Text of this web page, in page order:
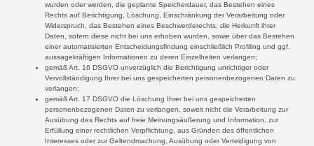
wurden oder werden, die geplante Speicherdauer, das Bestehen eines
Rechts auf Berichtigung, Löschung, Einschränkung der Verarbeitung oder
Widerspruch, das Bestehen eines Beschwerderechts, die Herkunft ihrer
Daten, sofern diese nicht bei uns erhoben wurden, sowie über das Bestehen
einer automatisierten Entscheidungsfindung einschließlich Profiling und ggf.
aussagekräftigen Informationen zu deren Einzelheiten verlangen;
gemäß Art. 16 DSGVO unverzüglich die Berichtigung unrichtiger oder
Vervollständigung Ihrer bei uns gespeicherten personenbezogenen Daten zu
verlangen;
gemäß Art. 17 DSGVO die Löschung Ihrer bei uns gespeicherten
personenbezogenen Daten zu verlangen, soweit nicht die Verarbeitung zur
Ausübung des Rechts auf freie Meinungsäußerung und Information, zur
Erfüllung einer rechtlichen Verpflichtung, aus Gründen des öffentlichen
Interesses oder zur Geltendmachung, Ausübung oder Verteidigung von